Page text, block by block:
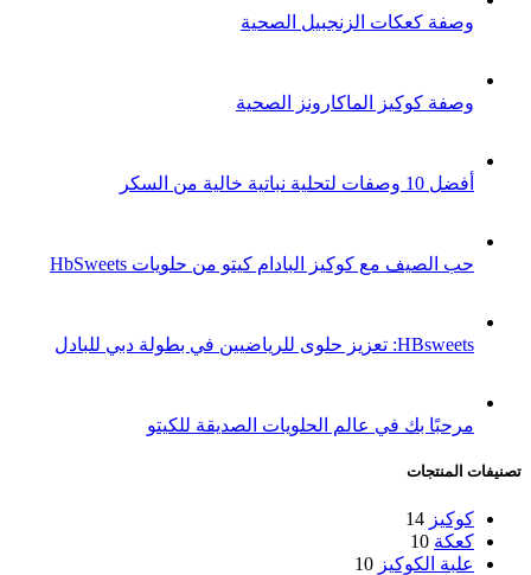
وصفة كعكات الزنجبيل الصحية
وصفة كوكيز الماكارونز الصحية
أفضل 10 وصفات لتحلية نباتية خالية من السكر
حب الصيف مع كوكيز البادام كيتو من حلويات HbSweets
HBsweets: تعزيز حلوى للرياضيين في بطولة دبي للبادل
مرحبًا بك في عالم الحلويات الصديقة للكيتو
تصنيفات المنتجات
كوكيز 14
كعكة 10
علبة الكوكيز 10